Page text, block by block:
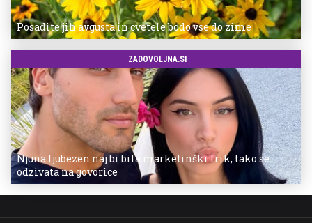
Posadite jih avgusta in cvetele bodo vse do zime
ZADOVOLJNA.SI
Njuna ljubezen naj bi bila marketinški trik, tako se
odzivata na govorice